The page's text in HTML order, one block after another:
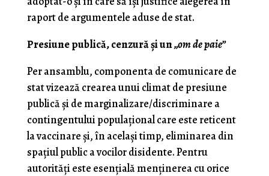
raport de argumentele aduse de stat.
Presiune publică, cenzură şi un„om de paie”
Per ansamblu, componenta de comunicare de
stat vizează crearea unui climat de presiune
publică şi de marginalizare/discriminare a
contingentului populaţional care este reticent
la vaccinare şi, în acelaşi timp, eliminarea din
spaţiul public a vocilor disidente. Pentru
autorităţi este esenţială menţinerea cu orice